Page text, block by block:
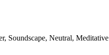
Soundscape, Neutral, Meditative